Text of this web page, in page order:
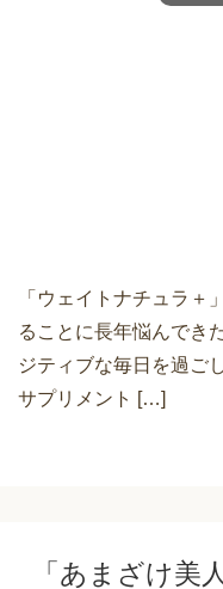
「ウェイトナチュラ＋
ることに長年悩んでき
ジティブな毎日を過ご
サプリメント […]
「あまざけ美